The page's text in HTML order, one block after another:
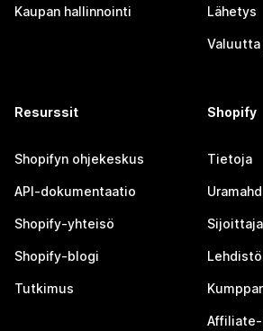
Kaupan hallinnointi Lähetys
Valuutta
Resurssit
Shopifyn ohjekeskus
API-dokumentaatio
Shopify-yhteisö
Shopify-blogi
Tutkimus
Shopify
Tietoja